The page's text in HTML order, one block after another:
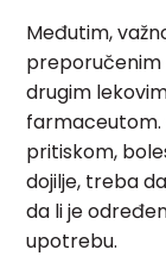
Međutim,
preporučenim
drugim
farmaceutom.
pritiskom,
dojilje, treba
da li je
upotrebu.